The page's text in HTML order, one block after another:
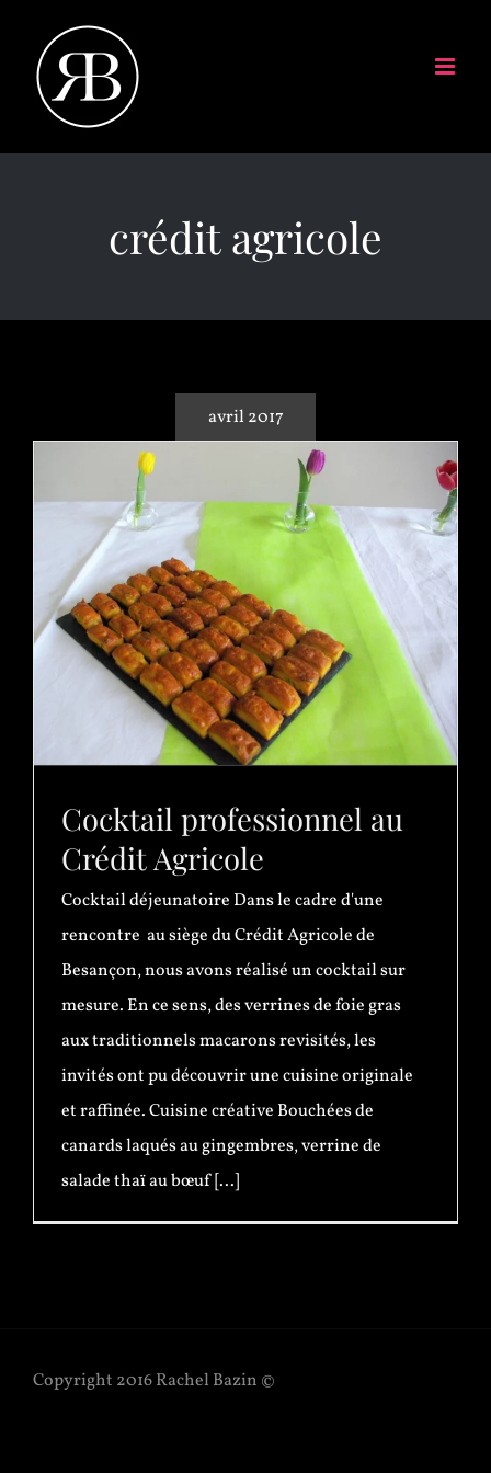
crédit agricole
avril 2017
Cocktail professionnel au
Crédit Agricole
Cocktail déjeunatoire Dans le cadre d'une
rencontre au siège du Crédit Agricole de
Besançon, nous avons réalisé un cocktail sur
mesure. En ce sens, des verrines de foie gras
aux traditionnels macarons revisités, les
invités ont pu découvrir une cuisine originale
et raffinée. Cuisine créative Bouchées de
canards laqués au gingembres, verrine de
salade thaï au bœuf [...]
Copyright 2016 Rachel Bazin ©